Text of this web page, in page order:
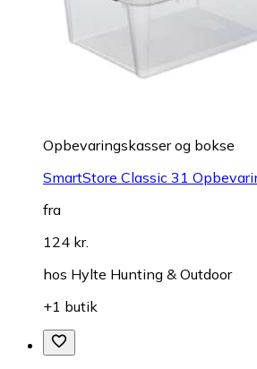
Opbevaringskasser og bokse
SmartStore Classic 31
fra
124 kr.
hos Hylte Hunting & Outdoor
+1 butik